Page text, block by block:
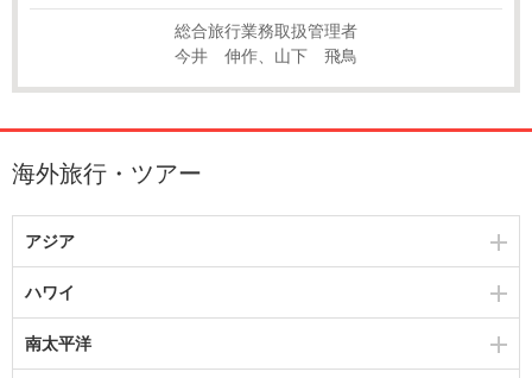
総合旅行業務取扱管理者
今井 伸作、山下 飛鳥
海外旅行・ツアー
アジア
ハワイ
南太平洋